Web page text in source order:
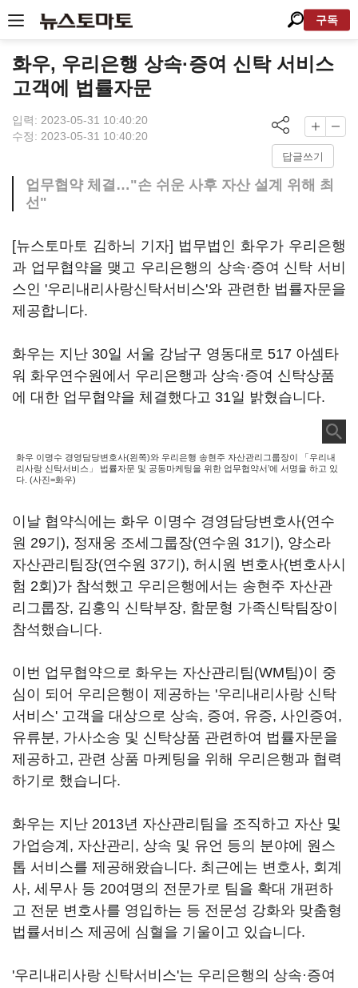
구독
화우, 우리은행 상속·증여 신탁 서비스
고객에 법률자문
입력: 2023-05-31 10:40:20
수정: 2023-05-31 10:40:20
답글쓰기
업무협약 체결…"손 쉬운 사후 자산 설계 위해 최
선"
[뉴스토마토 김하늬 기자] 법무법인 화우가 우리은행
과 업무협약을 맺고 우리은행의 상속·증여 신탁 서비
스인 '우리내리사랑신탁서비스'와 관련한 법률자문을
제공합니다.
화우는 지난 30일 서울 강남구 영동대로 517 아셈타
워 화우연수원에서 우리은행과 상속·증여 신탁상품
에 대한 업무협약을 체결했다고 31일 밝혔습니다.
화우 이명수 경영담당변호사(왼쪽)와 우리은행 송현주 자산관리그룹장이 「우리내
리사랑 신탁서비스」 법률자문 및 공동마케팅을 위한 업무협약서’에 서명을 하고 있
다. (사진=화우)
이날 협약식에는 화우 이명수 경영담당변호사(연수
원 29기), 정재웅 조세그룹장(연수원 31기), 양소라
자산관리팀장(연수원 37기), 허시원 변호사(변호사시
험 2회)가 참석했고 우리은행에서는 송현주 자산관
리그룹장, 김홍익 신탁부장, 함문형 가족신탁팀장이
참석했습니다.
이번 업무협약으로 화우는 자산관리팀(WM팀)이 중
심이 되어 우리은행이 제공하는 '우리내리사랑 신탁
서비스' 고객을 대상으로 상속, 증여, 유증, 사인증여,
유류분, 가사소송 및 신탁상품 관련하여 법률자문을
제공하고, 관련 상품 마케팅을 위해 우리은행과 협력
하기로 했습니다.
화우는 지난 2013년 자산관리팀을 조직하고 자산 및
가업승계, 자산관리, 상속 및 유언 등의 분야에 원스
톱 서비스를 제공해왔습니다. 최근에는 변호사, 회계
사, 세무사 등 20여명의 전문가로 팀을 확대 개편하
고 전문 변호사를 영입하는 등 전문성 강화와 맞춤형
법률서비스 제공에 심혈을 기울이고 있습니다.
'우리내리사랑 신탁서비스'는 우리은행의 상속·증여